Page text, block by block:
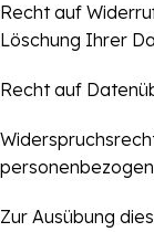
Recht auf
Löschung Ihrer
Recht auf
Zur Ausübung